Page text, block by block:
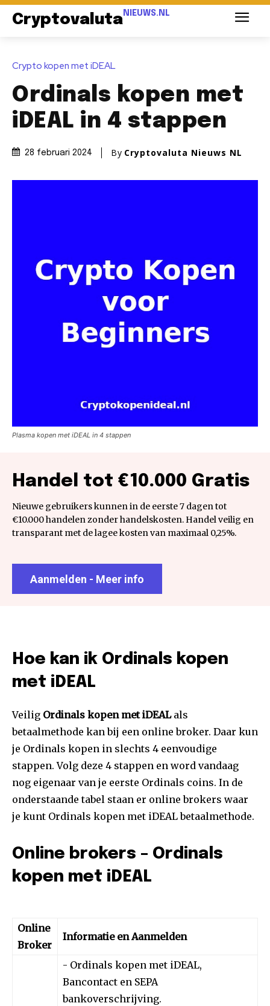
Cryptovaluta NIEUWS.NL
Crypto kopen met iDEAL
Ordinals kopen met
iDEAL in 4 stappen
28 februari 2024 By Cryptovaluta Nieuws NL
Plasma kopen met iDEAL in 4 stappen
Handel tot €10.000 Gratis
Nieuwe gebruikers kunnen in de eerste 7 dagen tot
€10.000 handelen zonder handelskosten. Handel veilig en
transparant met de lagee kosten van maximaal 0,25%.
Aanmelden - Meer info
Hoe kan ik Ordinals kopen
met iDEAL
Veilig Ordinals kopen met iDEALals
betaalmethode kan bij een online broker. Daar kun
je Ordinals kopen in slechts 4 eenvoudige
stappen. Volg deze 4 stappen en word vandaag
nog eigenaar van je eerste Ordinals coins. In de
onderstaande tabel staan er online brokers waar
je kunt Ordinals kopen met iDEAL betaalmethode.
Online brokers – Ordinals
kopen met iDEAL
Online
Broker
Informatie en Aanmelden
- Ordinals kopen met iDEAL,
Bancontact en SEPA
bankoverschrijving.